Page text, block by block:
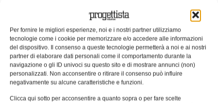
Per fornire le migliori esperienze, noi e i nostri partner utilizziamo
tecnologie come i cookie per memorizzare e/o accedere alle informazioni
del dispositivo. Il consenso a queste tecnologie permetterà a noi e ai nostri
partner di elaborare dati personali come il comportamento durante la
navigazione o gli ID univoci su questo sito e di mostrare annunci (non)
personalizzati. Non acconsentire o ritirare il consenso può influire
negativamente su alcune caratteristiche e funzioni.
Clicca qui sotto per acconsentire a quanto sopra o per fare scelte
Jeep Brasile, fin dall’inizio“Comau ha dimostrato la
sua competenza tecnica, l’esperienza
nell’automazione e l’impegno per la realizzazione
del progetot. La loro soluzione di produzione
richiede meno attrezzature ausiliarie e meno
processi manuali. Siamo felici del risultato finale
delle nuove linee.”